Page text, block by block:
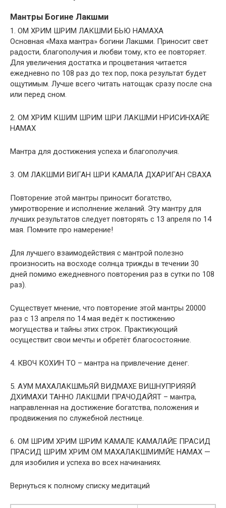
Мантры Богине Лакшми
1. ОМ ХРИМ ШРИМ ЛАКШМИ БЬЮ НАМАХА
Основная «Маха мантра» богини Лакшми. Приносит свет
радости, благополучия и любви тому, кто ее повторяет.
Для увеличения достатка и процветания читается
ежедневно по 108 раз до тех пор, пока результат будет
ощутимым. Лучше всего читать натощак сразу после сна
или перед сном.
2. ОМ ХРИМ КШИМ ШРИМ ШРИ ЛАКШМИ НРИСИНХАЙЕ
НАМАХ
Мантра для достижения успеха и благополучия.
3. ОМ ЛАКШМИ ВИГАН ШРИ КАМАЛА ДХАРИГАН СВАХА
Повторение этой мантры приносит богатство,
умиротворение и исполнение желаний. Эту мантру для
лучших результатов следует повторять с 13 апреля по 14
мая. Помните про намерение!
Для лучшего взаимодействия с мантрой полезно
произносить на восходе солнца трижды в течении 30
дней помимо ежедневного повторения раз в сутки по 108
раз).
Существует мнение, что повторение этой мантры 20000
раз с 13 апреля по 14 мая ведёт к постижению
могущества и тайны этих строк. Практикующий
осуществит свои мечты и обретёт благосостояние.
4. КВОЧ КОХИН ТО – мантра на привлечение денег.
5. АУМ МАХАЛАКШМЬЯЙ ВИДМАХЕ ВИШНУПРИЯЯЙ
ДХИМАХИ ТАННО ЛАКШМИ ПРАЧОДАЙЯТ – мантра,
направленная на достижение богатства, положения и
продвижения по служебной лестнице.
6. ОМ ШРИМ ХРИМ ШРИМ КАМАЛЕ КАМАЛАЙЕ ПРАСИД
ПРАСИД ШРИМ ХРИМ ОМ МАХАЛАКШМИМЙЕ НАМАХ —
для изобилия и успеха во всех начинаниях.
Вернуться к полному списку медитаций